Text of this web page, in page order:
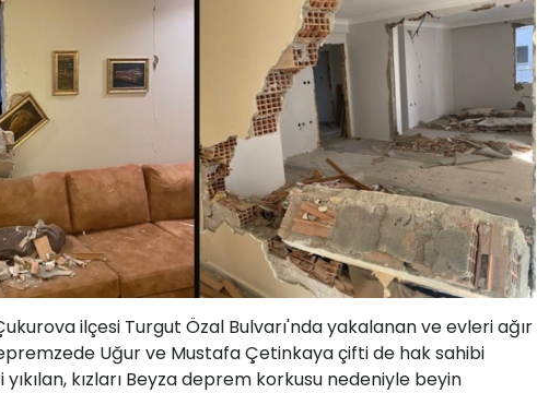
ilçesi Turgut Özal Bulvarı'nda yakalanan ve evleri ağır
Uğur ve Mustafa Çetinkaya çifti de hak sahibi
kızları Beyza deprem korkusu nedeniyle beyin